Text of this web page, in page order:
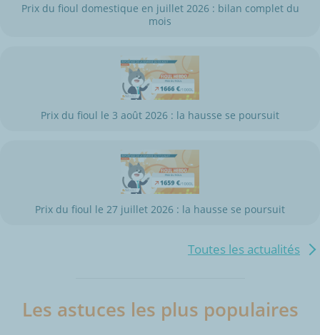
Prix du fioul domestique en juillet 2026 : bilan complet du
mois
Prix du fioul le 3 août 2026 : la hausse se poursuit
Prix du fioul le 27 juillet 2026 : la hausse se poursuit
Toutes les actualités
Les astuces les plus populaires